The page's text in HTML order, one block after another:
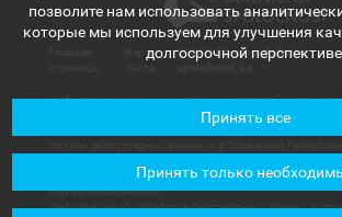
Карта
|2024 ©Národná diaľničná
Информация и данные, содержащиеся в этой части
имеют исключительно информационный характер и
краткого ознакомления с электронной системой оплаты
который может быть причинен пользователям или
с их использованием.
Информация об обработке персональных данных
позволите нам использовать
которые мы используем для улучшения
долгосрочной
Принять все
Принять только